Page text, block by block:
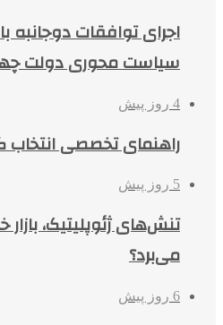
اجرای توافقات دوجانبه
سیاست محوری دولت
4 روز پیش
راهنمای تخصصی
5 روز پیش
تنش‌های ژئوپلیتیک،
می‌برد؟
6 روز پیش